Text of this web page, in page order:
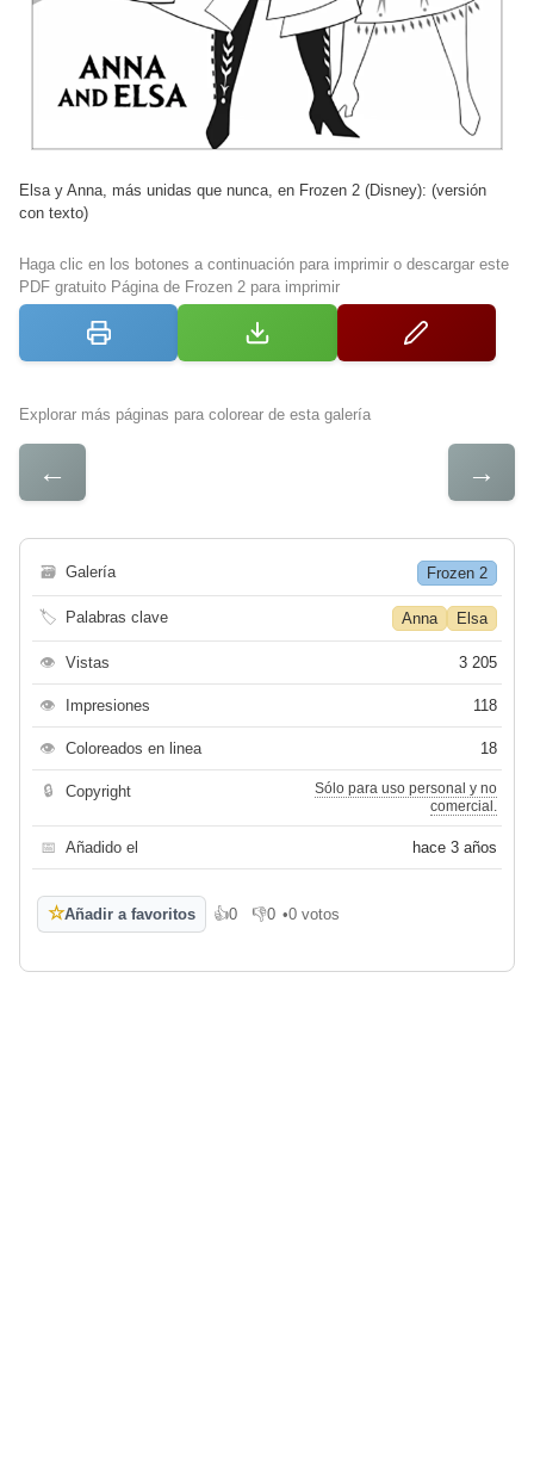
Elsa y Anna, más unidas que nunca, en Frozen 2 (Disney): (versión
con texto)
Haga clic en los botones a continuación para imprimir o descargar este
PDF gratuito Página de Frozen 2 para imprimir
Explorar más páginas para colorear de esta galería
← →
🗃 Galería Frozen 2
🏷 Palabras clave Anna Elsa
👁 Vistas 3 205
👁 Impresiones 118
👁 Coloreados en linea 18
🔒 Copyright
Sólo para uso personal y no
comercial.
📅 Añadido el hace 3 años
☆Añadir a favoritos 👍0
Me gusta
👎0
No me gusta
•0 votos